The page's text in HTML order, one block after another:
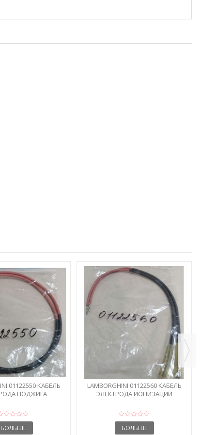
01122550 КАБЕЛЬ
ПОДЖИГА
БОЛЬШЕ
LAMBORGHINI 01122560 КАБЕЛЬ
ЭЛЕКТРОДА ИОНИЗАЦИИ
БОЛЬШЕ